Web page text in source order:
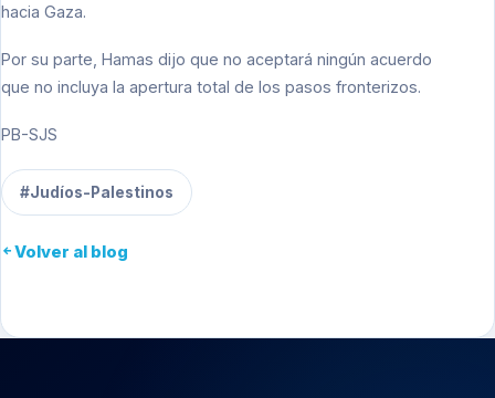
hacia Gaza.
Por su parte, Hamas dijo que no aceptará ningún acuerdo
que no incluya la apertura total de los pasos fronterizos.
PB-SJS
#Judíos-Palestinos
Volver al blog